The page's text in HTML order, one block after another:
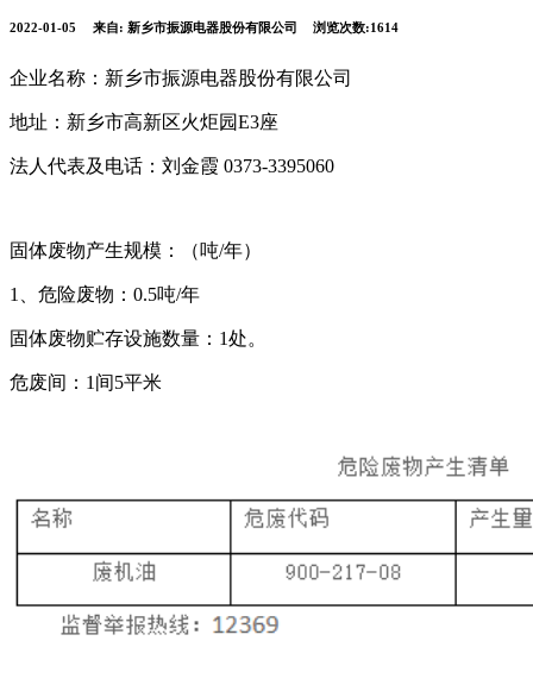
2022-01-05 来自: 新乡市振源电器股份有限公司 浏览次数:1614
企业名称：新乡市振源电器股份有限公司
地址：新乡市高新区火炬园E3座
法人代表及电话：刘金霞 0373-3395060
固体废物产生规模：（吨/年）
1、危险废物：0.5吨/年
固体废物贮存设施数量：1处。
危废间：1间5平米